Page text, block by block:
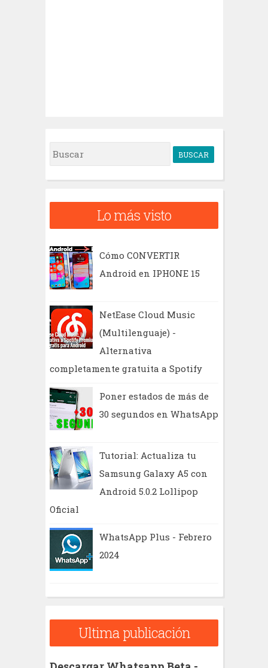
B
u
c
Lo más visto
Cómo CONVERTIR
Android en IPHONE 15
NetEase Cloud Music
(Multilenguaje) -
Alternativa
completamente gratuita a Spotify
Poner estados de más de
30 segundos en WhatsApp
Tutorial: Actualiza tu
Samsung Galaxy A5 con
Android 5.0.2 Lollipop
Oficial
WhatsApp Plus - Febrero
2024
Ultima publicación